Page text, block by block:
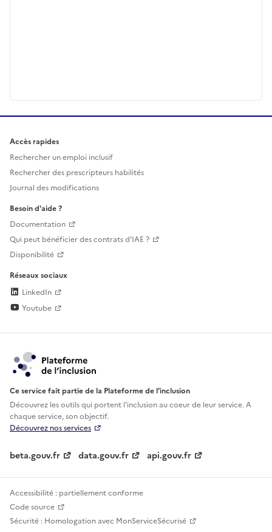
Accès rapides
Rechercher un emploi inclusif
Rechercher des prescripteurs habilités
Journal des modifications
Besoin d'aide ?
Documentation
Qui peut bénéficier des contrats d'IAE ?
Disponibilité
Réseaux sociaux
LinkedIn
Youtube
Ce service fait partie de la Plateforme de l’inclusion
Découvrez les outils qui portent l'inclusion aucoeur de leur service. A
chaque service, son objectif.
Découvrez nos services
beta.gouv.fr data.gouv.fr api.gouv.fr
Accessibilité : partiellement conforme
Code source
Sécurité : Homologation avec MonServiceSécurisé